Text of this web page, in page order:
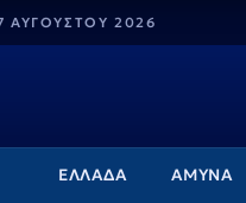
ΑΥΓΟΥΣΤΟΥ 2026
ΕΛΛΑΔΑ ΑΜΥΝΑ